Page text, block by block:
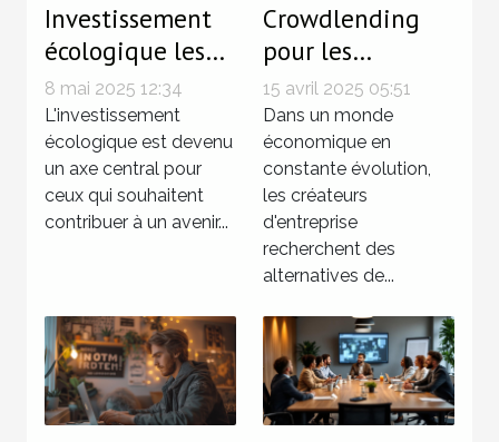
Investissement
écologique les
meilleures
options de
finance verte
8 mai 2025 12:34
L'investissement
écologique est devenu
un axe central pour
ceux qui souhaitent
contribuer à un avenir...
Crowdlending
pour les
créateurs
d'entreprise
alternatives et
stratégies de
financement
participatif
15 avril 2025 05:51
Dans un monde
économique en
constante évolution,
les créateurs
d'entreprise
recherchent des
alternatives de...